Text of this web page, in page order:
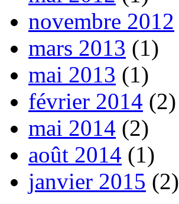
novembre 2012
mars 2013 (1)
mai 2013 (1)
février 2014 (2)
mai 2014 (2)
août 2014 (1)
janvier 2015 (2)